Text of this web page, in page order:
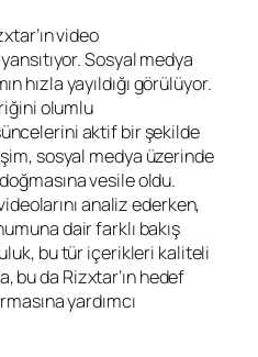
video
Sosyal medya
hızla yayıldığı görülüyor.
olumlu
aktif bir şekilde
sosyal medya üzerinde
vesile oldu.
analiz ederken,
dair farklı bakış
bu tür içerikleri kaliteli
bu da Rizxtar’ın hedef
yardımcı